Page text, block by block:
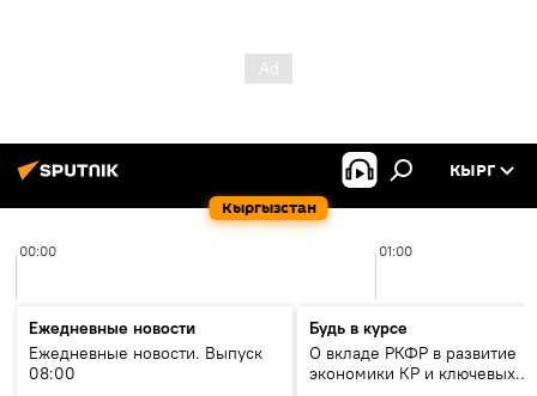
Кыргызстан
КЫРГ
00:00 01:00
Ежедневные новости
Ежедневные новости. Выпуск
08:00
Будь в курсе
О вкладе РКФР в развитие
экономики КР и ключевых